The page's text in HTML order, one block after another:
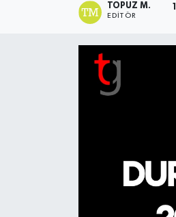
TOPUZ M.
EDITÖR